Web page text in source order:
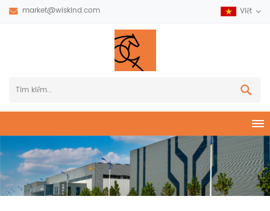
market@wiskind.com Việt